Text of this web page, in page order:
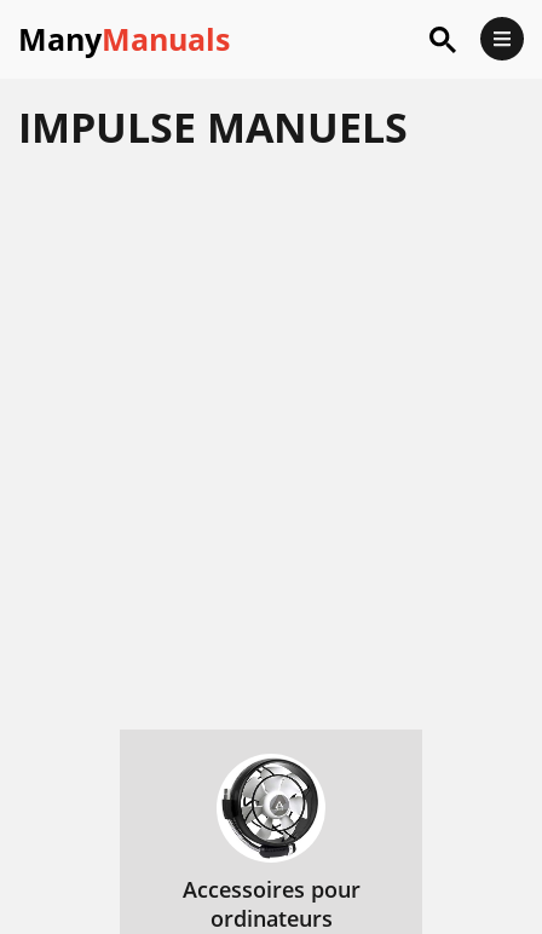
ManyManuals
IMPULSE MANUELS
Accessoires pour
ordinateurs